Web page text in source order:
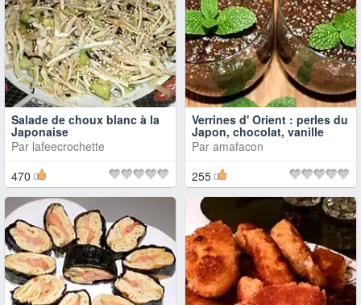
Salade de choux blanc à la
Japonaise
Par lafeecrochette
470
Verrines d' Orient : perles du
Japon, chocolat, vanille
Par amafacon
255